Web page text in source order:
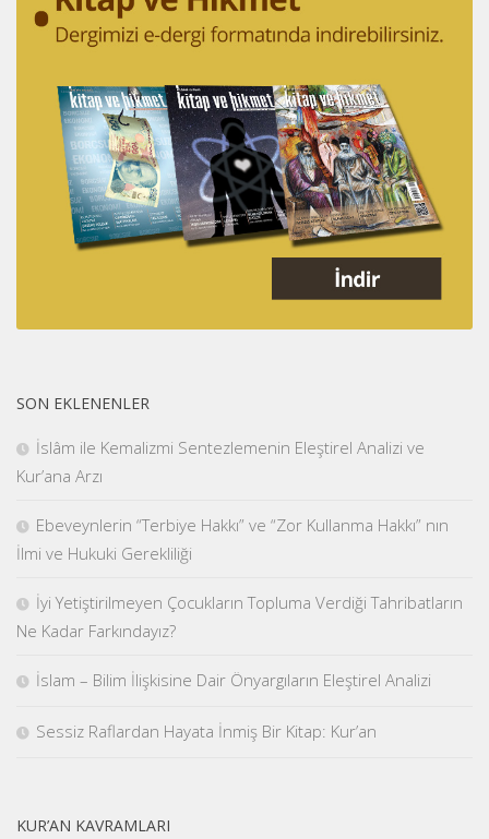
SON EKLENENLER
İslâm ile Kemalizmi Sentezlemenin Eleştirel Analizi ve
Kur’ana Arzı
Ebeveynlerin “Terbiye Hakkı” ve “Zor Kullanma Hakkı” nın
İlmi ve Hukuki Gerekliliği
İyi Yetiştirilmeyen Çocukların Topluma Verdiği Tahribatların
Ne Kadar Farkındayız?
İslam – Bilim İlişkisine Dair Önyargıların Eleştirel Analizi
Sessiz Raflardan Hayata İnmiş Bir Kitap: Kur’an
KUR’AN KAVRAMLARI